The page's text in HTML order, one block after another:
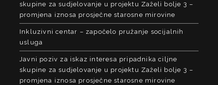
skupine za sudjelovanje u projektu Zaželi bolje 3 –
promjena iznosa prosječne starosne mirovine
Inkluzivni centar – započelo pružanje socijalnih
usluga
Javni poziv za iskaz interesa pripadnika ciljne
skupine za sudjelovanje u projektu Zaželi bolje 3 –
promjena iznosa prosječne starosne mirovine